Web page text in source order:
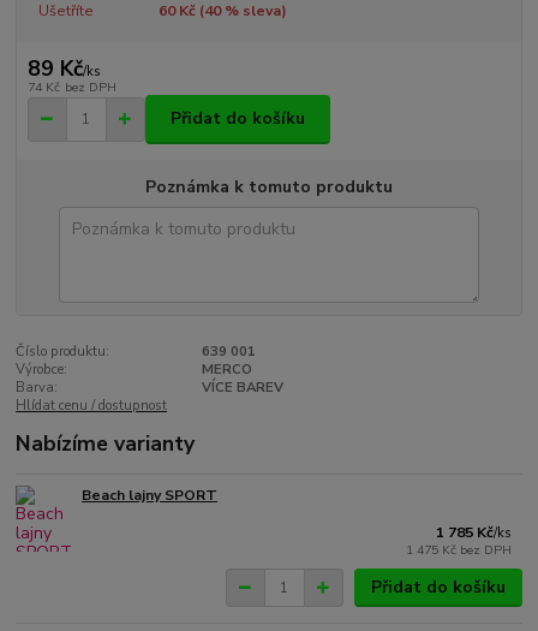
Ušetříte 60 Kč (40% sleva)
89 Kč/ks
74 Kč bez DPH
Přidat do košíku
Poznámka k tomuto produktu
Číslo produktu:
639 001
Výrobce:
MERCO
Barva:
VÍCE BAREV
Hlídat cenu / dostupnost
Nabízíme varianty
Beach lajny SPORT
1 785 Kč/ks
1 475 Kč bez DPH
Přidat do košíku